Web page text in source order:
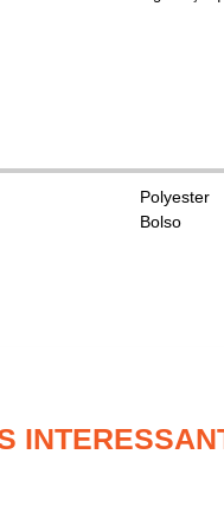
Polyester
Bolso